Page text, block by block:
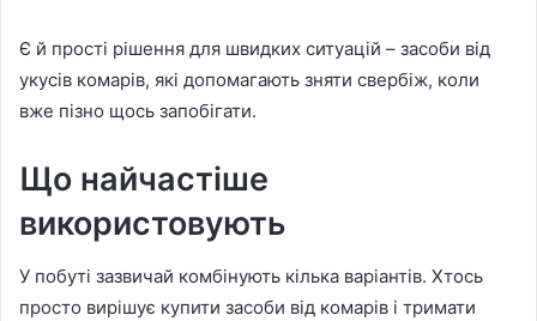
Є й прості рішення для швидких ситуацій – засоби від
укусів комарів, які допомагають зняти свербіж, коли
вже пізно щось запобігати.
Що найчастіше
використовують
У побуті зазвичай комбінують кілька варіантів. Хтось
просто вирішує купити засоби від комарів і тримати